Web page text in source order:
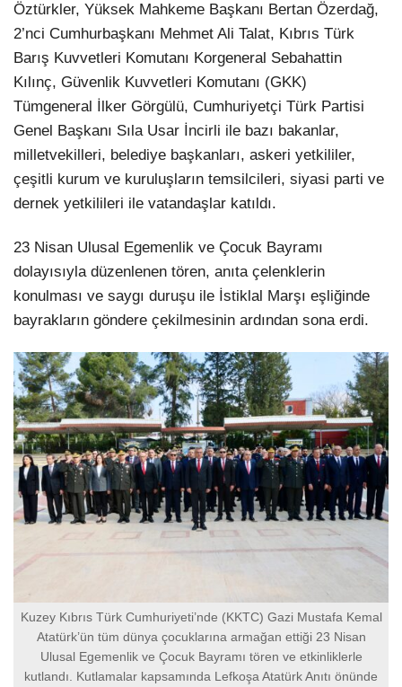
Öztürkler, Yüksek Mahkeme Başkanı Bertan Özerdağ,
2’nci Cumhurbaşkanı Mehmet Ali Talat, Kıbrıs Türk
Barış Kuvvetleri Komutanı Korgeneral Sebahattin
Kılınç, Güvenlik Kuvvetleri Komutanı (GKK)
Tümgeneral İlker Görgülü, Cumhuriyetçi Türk Partisi
Genel Başkanı Sıla Usar İncirli ile bazı bakanlar,
milletvekilleri, belediye başkanları, askeri yetkililer,
çeşitli kurum ve kuruluşların temsilcileri, siyasi parti ve
dernek yetkilileri ile vatandaşlar katıldı.
​​​​​​​23 Nisan Ulusal Egemenlik ve Çocuk Bayramı
dolayısıyla düzenlenen tören, anıta çelenklerin
konulması ve saygı duruşu ile İstiklal Marşı eşliğinde
bayrakların göndere çekilmesinin ardından sona erdi.​​​​​​​
Kuzey Kıbrıs Türk Cumhuriyeti’nde (KKTC) Gazi Mustafa Kemal
Atatürk’ün tüm dünya çocuklarına armağan ettiği 23 Nisan
Ulusal Egemenlik ve Çocuk Bayramı tören ve etkinliklerle
kutlandı. Kutlamalar kapsamında Lefkoşa Atatürk Anıtı önünde